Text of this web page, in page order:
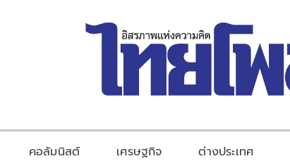
คอลัมนิสต์ เศรษฐกิจ ต่างประเทศ